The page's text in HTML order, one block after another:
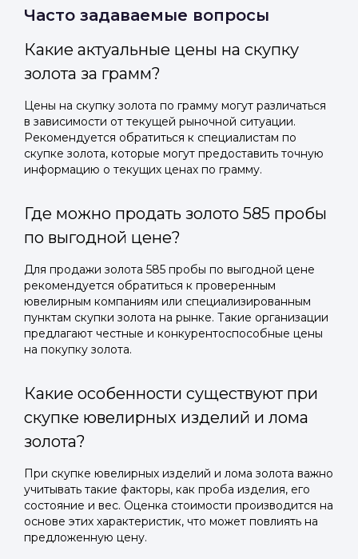
Часто задаваемые вопросы
Какие актуальные цены на скупку
золота за грамм?
Цены на скупку золота по грамму могут различаться
в зависимости от текущей рыночной ситуации.
Рекомендуется обратиться к специалистам по
скупке золота, которые могут предоставить точную
информацию о текущих ценах по грамму.
Где можно продать золото 585 пробы
по выгодной цене?
Для продажи золота 585 пробы по выгодной цене
рекомендуется обратиться к проверенным
ювелирным компаниям или специализированным
пунктам скупки золота на рынке. Такие организации
предлагают честные и конкурентоспособные цены
на покупку золота.
Какие особенности существуют при
скупке ювелирных изделий и лома
золота?
При скупке ювелирных изделий и лома золота важно
учитывать такие факторы, как проба изделия, его
состояние и вес. Оценка стоимости производится на
основе этих характеристик, что может повлиять на
предложенную цену.